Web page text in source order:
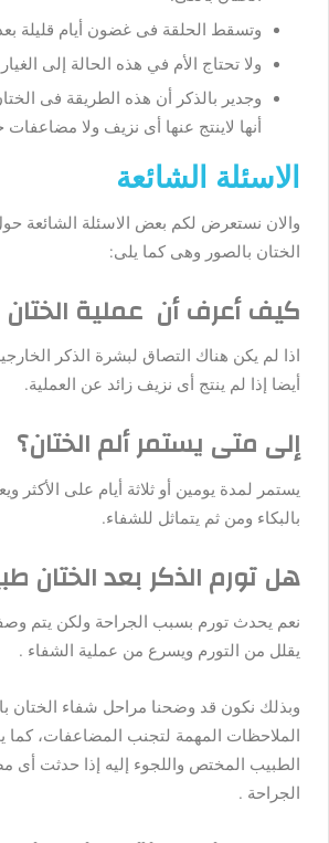
وتسقط الحلقة فى غضون أيام قليلة
ولا تحتاج الأم في هذه الحالة إلى
وجدير بالذكر أن هذه الطريقة فى
أنها لاينتج عنها أى نزيف ولا مضاعفات
الاسئلة الشائعة
والان نستعرض لكم بعض الاسئلة الشائعة
الختان بالصور وهى كما يلى:
كيف أعرف أن عملية الختان
اذا لم يكن هناك التصاق لبشرة الذكر
أيضا إذا لم ينتج أى نزيف زائد عن العملية.
إلى متى يستمر ألم الختان؟
يستمر لمدة يومين أو ثلاثة أيام على الأكثر
بالبكاء ومن ثم يتماثل للشفاء.
هل تورم الذكر بعد الختان
نعم يحدث تورم بسبب الجراحة ولكن يتم
يقلل من التورم ويسرع من عملية الشفاء .
وبذلك نكون قد وضحنا مراحل شفاء الختان
الملاحظات المهمة لتجنب المضاعفات، كما
الطبيب المختص واللجوء إليه إذا حدثت أى
الجراحة .